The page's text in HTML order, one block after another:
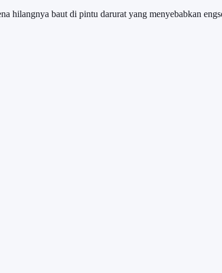
hilangnya baut di pintu darurat yang menyebabkan